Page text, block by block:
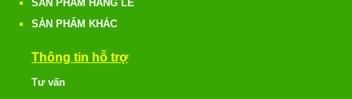
SẢN PHẨM HÀNG LẺ
SẢN PHẨM KHÁC
Thông tin hỗ trợ
Tư vấn